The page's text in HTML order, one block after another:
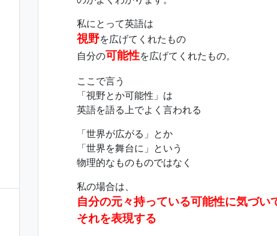
私にとって英語は
視野を広げてくれたもの
自分の可能性を広げてくれたもの。
ここで言う
「視野とか可能性」は
英語を語る上でよく言われる
「世界が広がる」とか
「世界を舞台に」という
物理的なものものではなく
私の場合は、
自分の元々持っている可能性に気づい
それを表現する